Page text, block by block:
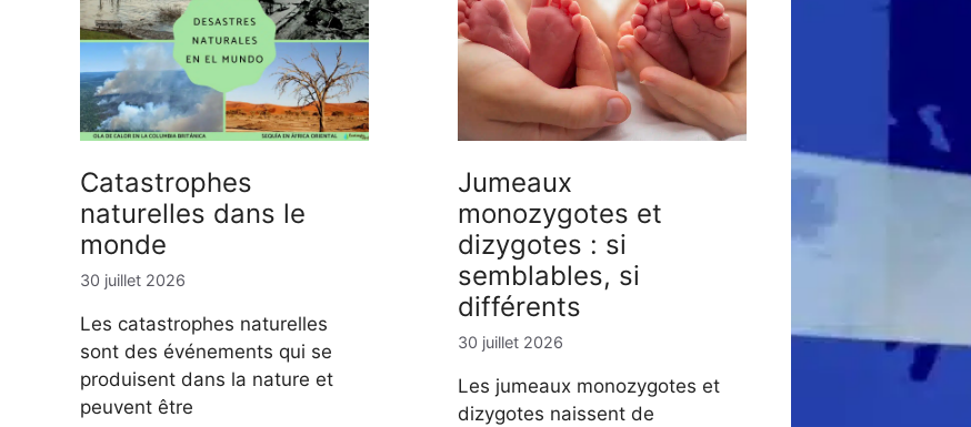
Catastrophes
naturelles dans le
monde
30 juillet 2026
Les catastrophes naturelles
sont des événements qui se
produisent dans la nature et
peuvent être
Jumeaux
monozygotes et
dizygotes : si
semblables, si
différents
30 juillet 2026
Les jumeaux monozygotes et
dizygotes naissent de